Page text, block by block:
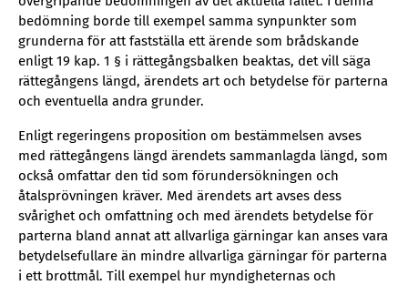
bedömning borde till exempel samma synpunkter som
grunderna för att fastställa ett ärende som brådskande
enligt 19 kap. 1 § i rättegångsbalken beaktas, det vill säga
rättegångens längd, ärendets art och betydelse för parterna
och eventuella andra grunder.
Enligt regeringens proposition om bestämmelsen avses
med rättegångens längd ärendets sammanlagda längd, som
också omfattar den tid som förundersökningen och
åtalsprövningen kräver. Med ärendets art avses dess
svårighet och omfattning och med ärendets betydelse för
parterna bland annat att allvarliga gärningar kan anses vara
betydelsefullare än mindre allvarliga gärningar för parterna
i ett brottmål. Till exempel hur myndigheternas och